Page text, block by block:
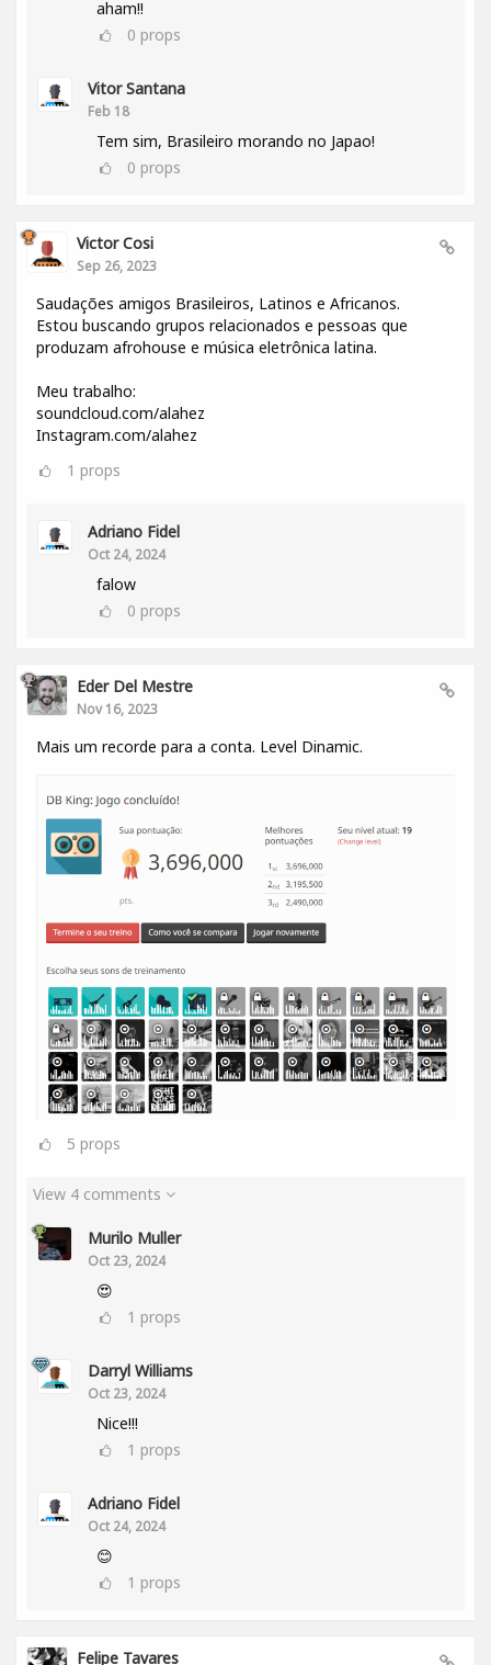
aham!!
0 props
Vitor Santana
Feb 18
Tem sim, Brasileiro morando no Japao!
0 props
Victor Cosi
Sep 26, 2023
Saudações amigos Brasileiros, Latinos e Africanos.
Estou buscando grupos relacionados e pessoas que
produzam afrohouse e música eletrônica latina.
Meu trabalho:
soundcloud.com/alahez
Instagram.com/alahez
1 props
Adriano Fidel
Oct 24, 2024
falow
0 props
Eder Del Mestre
Nov 16, 2023
Mais um recorde para a conta. Level Dinamic.
5 props
View 4 comments
Murilo Muller
Oct 23, 2024
😍
1 props
Darryl Williams
Oct 23, 2024
Nice!!!
1 props
Adriano Fidel
Oct 24, 2024
😊
1 props
Felipe Tavares